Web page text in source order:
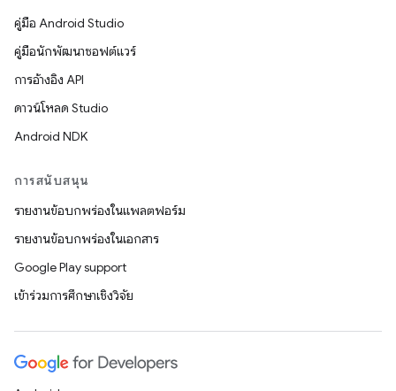
คู่มือ Android Studio
คู่มือนักพัฒนาซอฟต์แวร์
การอ้างอิง API
ดาวน์โหลด Studio
Android NDK
การสนับสนุน
รายงานข้อบกพร่องในแพลตฟอร์ม
รายงานข้อบกพร่องในเอกสาร
Google Play support
เข้าร่วมการศึกษาเชิงวิจัย